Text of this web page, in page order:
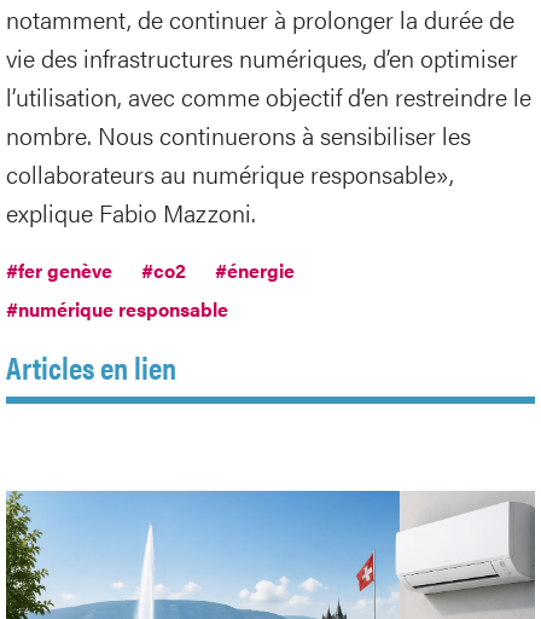
notamment, de continuer à prolonger la durée de
vie des infrastructures numériques, d’en optimiser
l’utilisation, avec comme objectif d’en restreindre le
nombre. Nous continuerons à sensibiliser les
collaborateurs au numérique responsable»,
explique Fabio Mazzoni.
#fer genève #co2
#énergie
#numérique responsable
Articles en lien